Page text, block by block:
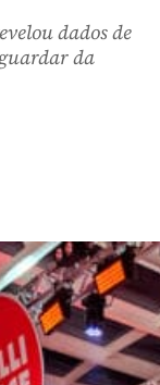
dados de
da